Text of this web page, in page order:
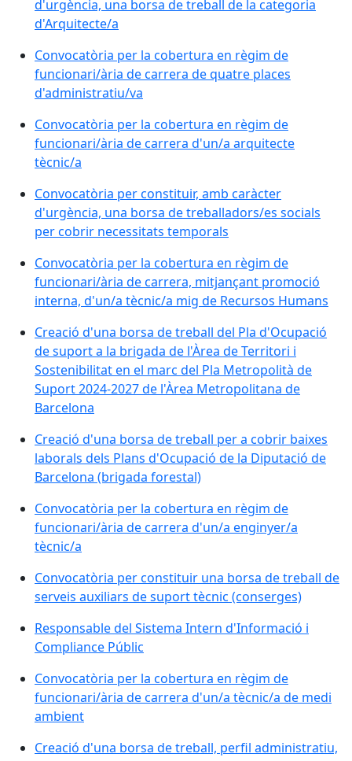
d'urgència, una borsa de treball de la categoria
d'Arquitecte/a
Convocatòria per la cobertura en règim de
funcionari/ària de carrera de quatre places
d'administratiu/va
Convocatòria per la cobertura en règim de
funcionari/ària de carrera d'un/a arquitecte
tècnic/a
Convocatòria per constituir, amb caràcter
d'urgència, una borsa de treballadors/es socials
per cobrir necessitats temporals
Convocatòria per la cobertura en règim de
funcionari/ària de carrera, mitjançant promoció
interna, d'un/a tècnic/a mig de Recursos Humans
Creació d'una borsa de treball del Pla d'Ocupació
de suport a la brigada de l'Àrea de Territori i
Sostenibilitat en el marc del Pla Metropolità de
Suport 2024-2027 de l'Àrea Metropolitana de
Barcelona
Creació d'una borsa de treball per a cobrir baixes
laborals dels Plans d'Ocupació de la Diputació de
Barcelona (brigada forestal)
Convocatòria per la cobertura en règim de
funcionari/ària de carrera d'un/a enginyer/a
tècnic/a
Convocatòria per constituir una borsa de treball de
serveis auxiliars de suport tècnic (conserges)
Responsable del Sistema Intern d'Informació i
Compliance Públic
Convocatòria per la cobertura en règim de
funcionari/ària de carrera d'un/a tècnic/a de medi
ambient
Creació d'una borsa de treball, perfil administratiu,